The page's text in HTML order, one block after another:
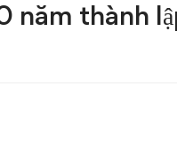
năm thành